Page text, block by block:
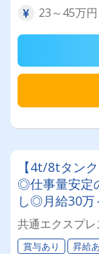
23～45万円
【4t/8tタン
◎仕事量安定
し◎月給30
◎60歳以降も
実で未経験
共通エクスプ
賞与あり 昇給